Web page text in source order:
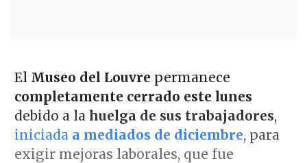
El Museo del Louvre permanece
completamente cerrado este lunes
debido a la huelga de sus trabajadores,
iniciada a mediados de diciembre, para
exigir mejoras laborales, que fue